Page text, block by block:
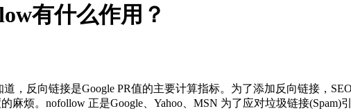
有什么作用？
反向链接是Google PR值的主要计算指标。为了添加反向链接，
烦。nofollow 正是Google、Yahoo、MSN 为了应对垃圾链接